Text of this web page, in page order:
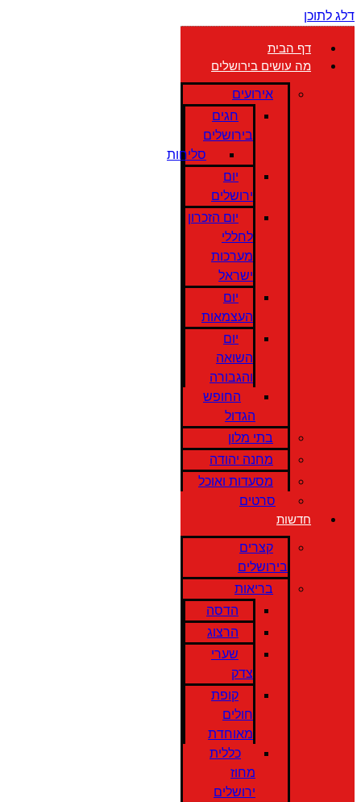
דלג לתוכן
דף הבית
מה עושים בירושלים
אירועים
חגים
בירושלים
סליחות
יום
ירושלים
יום הזכרון
לחללי
מערכות
ישראל
יום
העצמאות
יום
השואה
והגבורה
החופש
הגדול
בתי מלון
מחנה יהודה
מסעדות ואוכל
סרטים
חדשות
קצרים
בירושלים
בריאות
הדסה
הרצוג
שערי
צדק
קופת
חולים
מאוחדת
כללית
מחוז
ירושלים